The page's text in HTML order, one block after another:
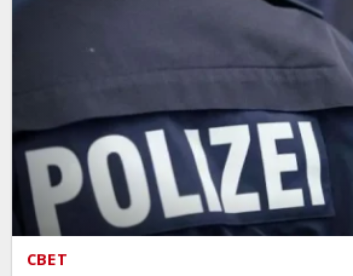
СВЕТ